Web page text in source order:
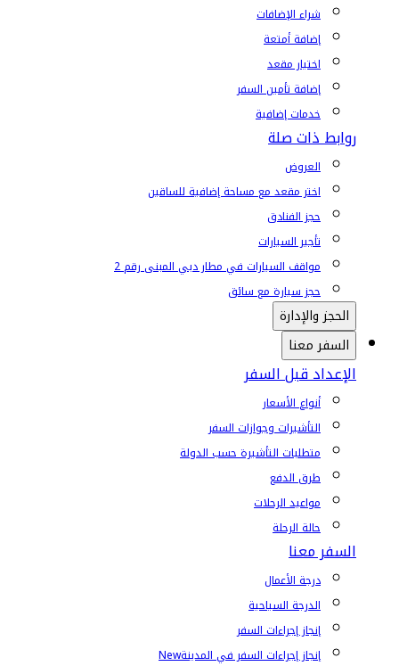
شراء الإضافات
إضافة أمتعة
اختيار مقعد
إضافة تأمين السفر
خدمات إضافية
روابط ذات صلة
العروض
اختر مقعد مع مساحة إضافية للساقين
حجز الفنادق
تأجير السيارات
مواقف السيارات في مطار دبي المبنى رقم 2
حجز سيارة مع سائق
الحجز والإدارة
السفر معنا
الإعداد قبل السفر
أنواع الأسعار
التأشيرات وجوازات السفر
متطلبات التأشيرة حسب الدولة
طرق الدفع
مواعيد الرحلات
حالة الرحلة
السفر معنا
درجة الأعمال
الدرجة السياحية
إنجاز إجراءات السفر
إنجاز إجراءات السفر في المدينةNew